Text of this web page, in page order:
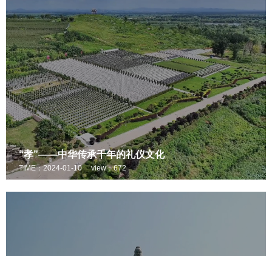
“孝”——中华传承千年的礼仪文化
TIME：2024-01-10 view：672